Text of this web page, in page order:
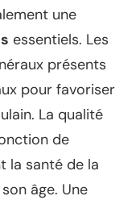
une
essentiels. Les
présents
pour favoriser
La qualité
de
la santé de la
âge. Une